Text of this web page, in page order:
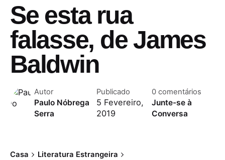
Se esta rua
falasse, de James
Baldwin
Autor
Paulo Nóbrega
Serra
Publicado
5 Fevereiro,
2019
0 comentários
Junte-se à
Conversa
Casa Literatura Estrangeira